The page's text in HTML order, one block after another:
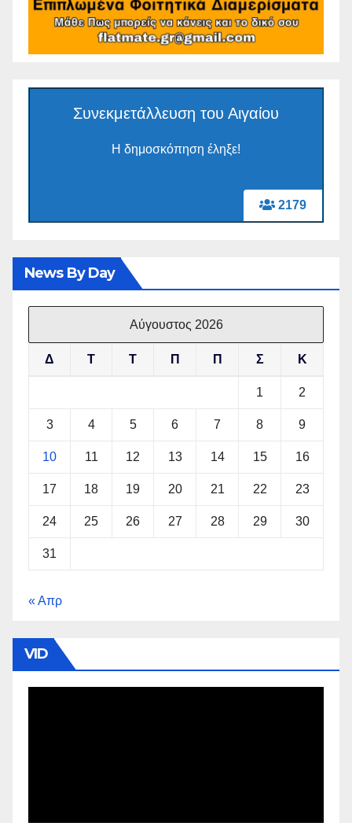
2179
Συνεκμετάλλευση του Αιγαίου
Η δημοσκόπηση έληξε!
News By Day
Αύγουστος 2026
Δ Τ Τ Π Π Σ Κ
1 2
3 4 5 6 7 8 9
10 11 12 13 14 15 16
17 18 19 20 21 22 23
24 25 26 27 28 29 30
31
« Απρ
VID